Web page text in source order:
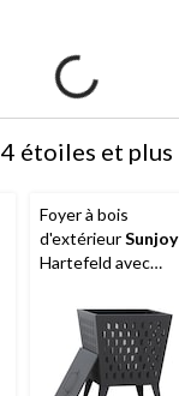
4 étoiles et plus
Foyer à bois
d'extérieurSunjoy
Hartefeld avec